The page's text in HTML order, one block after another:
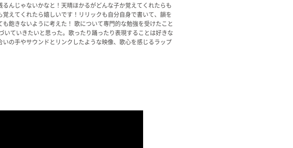
んじゃないかなと！天晴ほかるがどんな子か覚えてくれたらも
えてくれたら嬉しいです！リリックも自分自身で書いて、韻を
飽きないように考えた！ 歌について専門的な勉強を受けたこと
ていきたいと思った。歌ったり踊ったり表現することは好きな
の手やサウンドとリンクしたような映像、歌心を感じるラップ